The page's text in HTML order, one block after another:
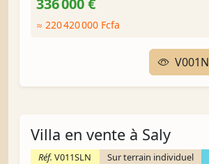
336 000 €
≈ 220 420 000 Fcfa
Villa en vente à Saly
Réf. V011SLN Sur terrain individuel